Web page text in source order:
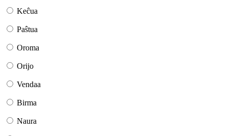
Keĉua
Paŝtua
Oroma
Orijo
Vendaa
Birma
Naura